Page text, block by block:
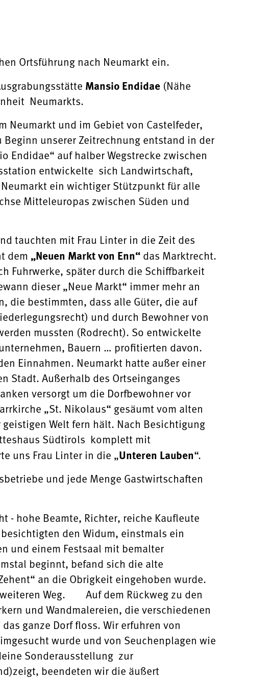
Ortsführung nach Neumarkt ein.
Mansio Endidae(Nähe
Neumarkts.
Neumarkt und im Gebiet von Castelfeder,
unserer Zeitrechnung entstand in der
Endidae“ auf halber Wegstrecke zwischen
entwickelte sich Landwirtschaft,
ein wichtiger Stützpunkt für alle
Mitteleuropas zwischen Süden und
tauchten mit Frau Linter in die Zeit des
dem „Neuen Markt von Enn“das Marktrecht.
Fuhrwerke, später durch die Schiffbarkeit
dieser „Neue Markt“ immer mehr an
die bestimmten, dass alle Güter, die auf
und durch Bewohner von
mussten (Rodrecht). So entwickelte
Bauern … profitierten davon.
Einnahmen. Neumarkt hatte außer einer
Stadt. Außerhalb des Ortseinganges
versorgt um die Dorfbewohner vor
„St. Nikolaus“ gesäumt vom alten
Welt fern hält. Nach Besichtigung
Südtirols komplett mit
uns Frau Linter in die „Unteren Lauben“.
und jede Menge Gastwirtschaften
- hohe Beamte, Richter, reiche Kaufleute
den Widum, einstmals ein
und einem Festsaal mit bemalter
beginnt, befand sich die alte
an die Obrigkeit eingehoben wurde.
Weg. Auf dem Rückweg zu den
und Wandmalereien, die verschiedenen
ganze Dorf floss. Wir erfuhren von
wurde und von Seuchenplagen wie
Sonderausstellung zur
beendeten wir die äußert